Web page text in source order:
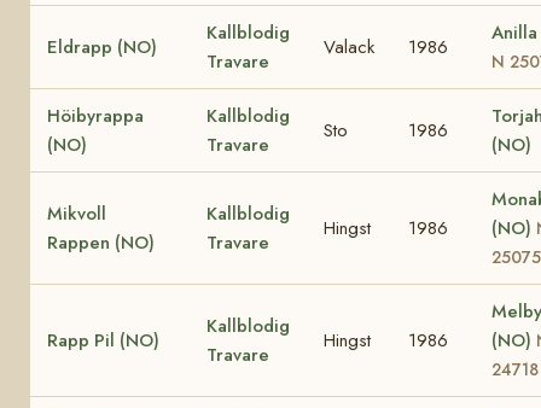
Eldrapp (NO)
Kallblodig
Travare
Valack 1986
N
Höibyrappa
(NO)
Kallblodig
Travare
Sto 1986
(NO)
Mikvoll
Rappen (NO)
Kallblodig
Travare
Hingst 1986
(NO)
25075
Rapp Pil (NO)
Kallblodig
Travare
Hingst 1986
(NO)
24718